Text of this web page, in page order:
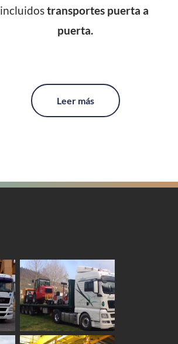
incluidos transportes puerta a
puerta.
Leer más